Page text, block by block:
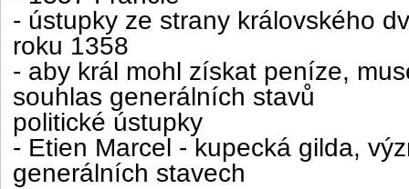
- ústupky ze strany královského
roku 1358
- aby král mohl získat peníze,
souhlas generálních stavů
politické ústupky
- Etien Marcel - kupecká gilda,
generálních stavech